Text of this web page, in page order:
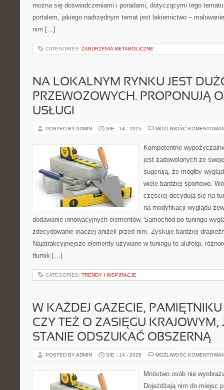
można się doświadczeniami i poradami, dotyczącymi tego
portalem, jakiego nadrzędnym temat jest lakiernictwo –
nim […]
CATEGORIES: ZABURZENIA METABOLICZNE
NA LOKALNYM RYNKU JEST
PRZEWOZOWYCH. PROPONUJĄ
USŁUGI
POSTED BY ADMIN SIE - 14 - 2025 MOŻLIWOŚĆ
Kompetentne
jest zadowolonych ze
sugerują, że mógłby
wiele bardziej sportowo.
częściej decydują się na
na modyfikacji wyglądu
dodawanie innowacyjnych elementów. Samochód po tuningu
zdecydowanie inaczej aniżeli przed nim. Zyskuje bardziej
Najatrakcyjniejsze elementy używane w tuningu to alufelgi,
tłumik […]
CATEGORIES: TRENDY I INSPIRACJE
W KAŻDEJ GAZECIE,
CZY TEŻ O ZASIĘGU KRAJOWYM,
STANIE ODSZUKAĆ OBSZERNĄ
POSTED BY ADMIN SIE - 14 - 2025 MOŻLIWOŚĆ
Mnóstwo osób nie
Dojeżdżają nim do miejsc